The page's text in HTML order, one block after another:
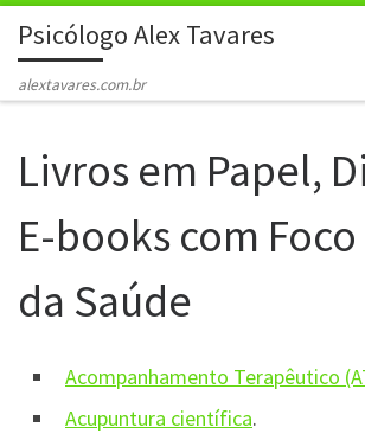
Skip to content
Psicólogo Alex Tavares
alextavares.com.br
Livros em Papel,
E-books com
da Saúde
Acompanhamento Terapêutico
Acupuntura científica.